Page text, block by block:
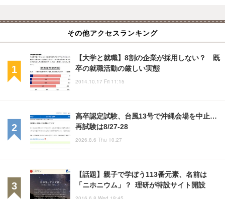
その他アクセスランキング
【大学と就職】8割の企業が採用しない？ 既
卒の就職活動の厳しい実態
2014.10.17 Fri 11:15
高卒認定試験、台風13号で沖縄会場を中止…
再試験は8/27-28
2026.8.6 Thu 10:27
【話題】親子で学ぼう113番元素、名前は
「ニホニウム」？ 理研が特設サイト開設